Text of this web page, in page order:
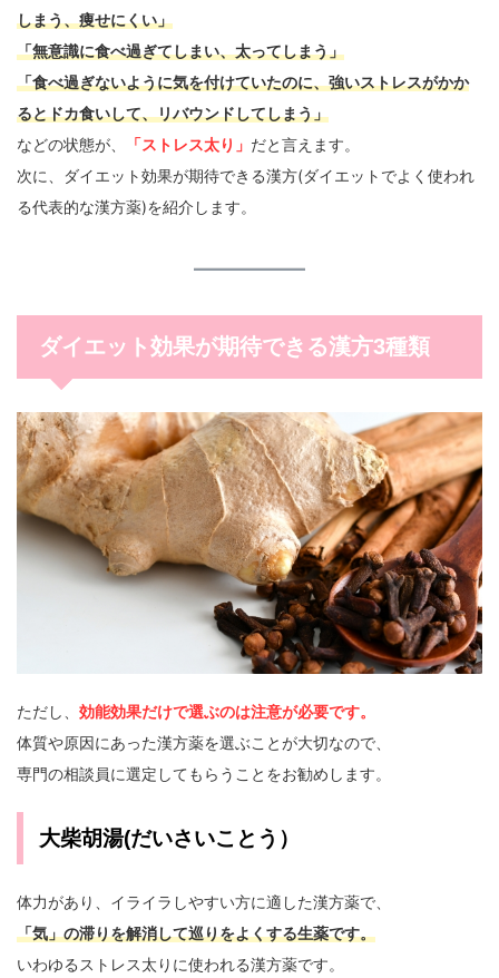
しまう、痩せにくい」
「無意識に食べ過ぎてしまい、太ってしまう」
「食べ過ぎないように気を付けていたのに、強いストレスがかか
るとドカ食いして、リバウンドしてしまう」
などの状態が、
「ストレス太り」 だと言えます。
次に、ダイエット効果が期待できる漢方(ダイエットでよく使われ
る代表的な漢方薬)を紹介します。
ダイエット効果が期待できる漢方3種類
ただし、 効能効果だけで選ぶのは注意が必要です。
体質や原因にあった漢方薬を選ぶことが大切なので、
専門の相談員に選定してもらうことをお勧めします。
大柴胡湯(だいさいことう）
体力があり、イライラしやすい方に適した漢方薬で、
「気」の滞りを解消して巡りをよくする生薬です。
いわゆるストレス太りに使われる漢方薬です。